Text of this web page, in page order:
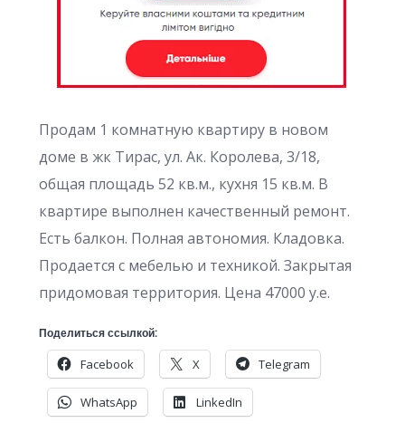
Продам 1 комнатную квартиру в новом
доме в жк Тирас, ул. Ак. Королева, 3/18,
общая площадь 52 кв.м., кухня 15 кв.м. В
квартире выполнен качественный ремонт.
Есть балкон. Полная автономия. Кладовка.
Продается с мебелью и техникой. Закрытая
придомовая территория. Цена 47000 у.е.
Поделиться ссылкой:
Facebook X Telegram
WhatsApp LinkedIn